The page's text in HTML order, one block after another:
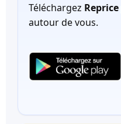
Téléchargez Reprice
autour de vous.